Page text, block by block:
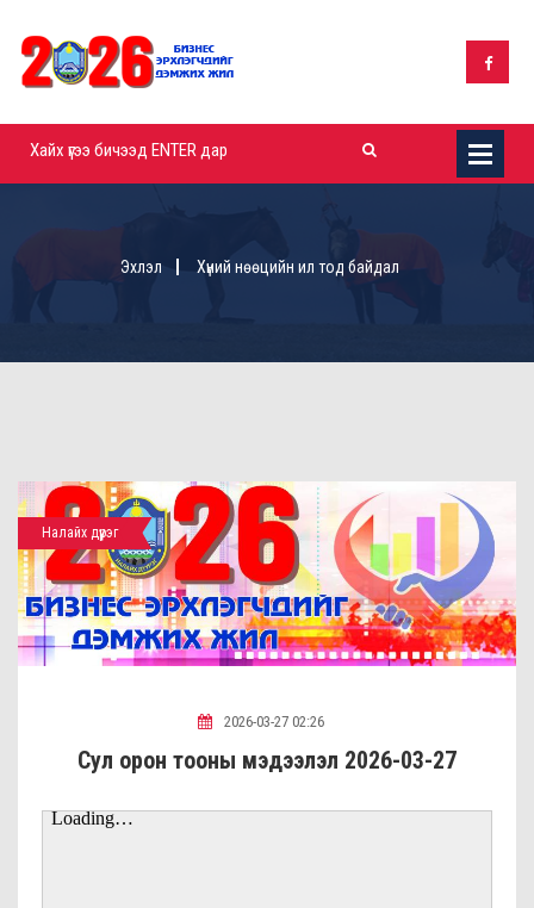
Эхлэл Хүний нөөцийн ил тод байдал
Налайх дүүрэг
2026-03-27 02:26
Сул орон тооны мэдээлэл 2026-03-27